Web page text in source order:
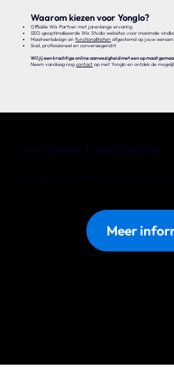
Waarom kiezen voor Yonglo?
Officiële Wix Partner met jarenlange ervaring
SEO-geoptimaliseerde Wix Studio websites voor maximale
Maatwerkdesign enfunctionaliteiten afgestemd op jouw wensen
Snel, professioneel en conversiegericht
Wil jij een krachtige online aanwezigheid met een op maat
Neem vandaag nogcontact op met Yonglo en ontdek de
Meer
Woon je in de omgeving van Den Bosch en heb je al een Wix website
Optimaal pakket.
Wix Optimaal voor Den Bosch